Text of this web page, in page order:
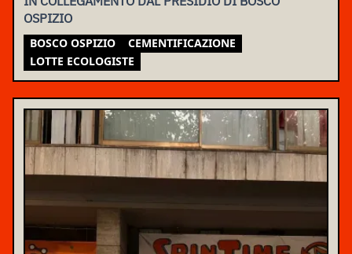
OSPIZIO
BOSCO OSPIZIO
CEMENTIFICAZIONE
LOTTE ECOLOGISTE